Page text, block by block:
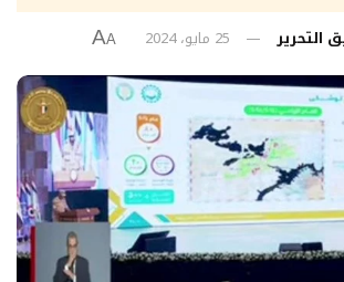
التحرير 25 مايو، 2024 A
A